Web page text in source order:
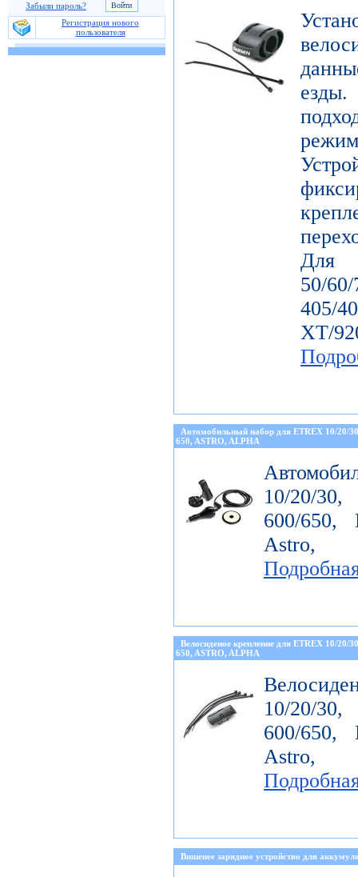
Забыли пароль?
Регистрация нового
пользователя
50/
405/
ХТ/
Автомобильный набор для ETREX 10/20/
650, ASTRO, ALPHA
10/20/
600/650,
Astro,
Велосиденое крепление для ETREX 10/
650, ASTRO, ALPHA
10/20/
600/650,
Astro,
Вншенее зарядное устройство для